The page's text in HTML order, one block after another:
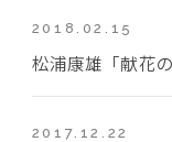
2018.02.15
松浦康雄「献花
2017.12.22